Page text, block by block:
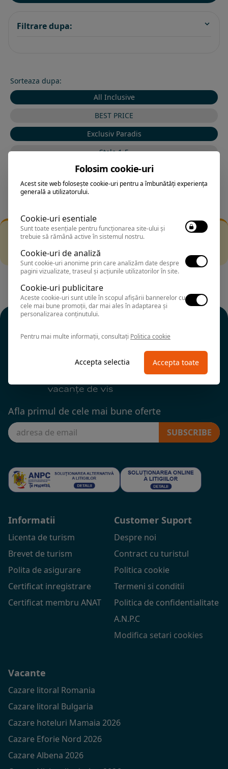
Filtrare dupa:
Sorteaza dupa:
All Inclusive
BEST PRICE
Exclusiv Paradis
Stele 1-5
Stele 5-1
Filtrarea nu a returnat niciun rezultat
alte fitre.
Afla primul de cele mai bune oferte
SUBSCRIBE
Informatii
Licenta de turism
Brevet de turism
Polita de asigurare
Certificat inregistrare
Certificat membru ANAT
Customer Suport
Despre noi
Contract cu turistul
Politica cookie
Termeni si conditii
Politica de confidentialitate
A.N.P.C
Modifica setari cookies
Vacante
Cazare litoral Romania
Cazare litoral Bulgaria
Cazare hoteluri Mamaia 2026
Cazare Eforie Nord 2026
Cazare Albena 2026
Folosim cookie-uri
Acest site web folosește cookie-uri pentru a îmbunătăți experiența
generală a utilizatorului.
Cookie-uri esentiale
Sunt toate esențiale pentru funcționarea site-ului și
trebuie să rămână active în sistemul nostru.
Cookie-uri de analiză
Sunt cookie-uri anonime prin care analizăm date despre
pagini vizualizate, traseul și acțiunile utilizatorilor în site.
Cookie-uri publicitare
Aceste cookie-uri sunt utile în scopul afișării bannerelor cu
cele mai bune promoții, dar mai ales în adaptarea și
personalizarea conținutului.
Pentru mai multe informații, consultați Politica cookie
Accepta selectia Accepta toate